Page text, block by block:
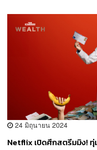
24 มิถุนายน 2024
Netflix เปิดศึกสตรีมมิง! ทุ่